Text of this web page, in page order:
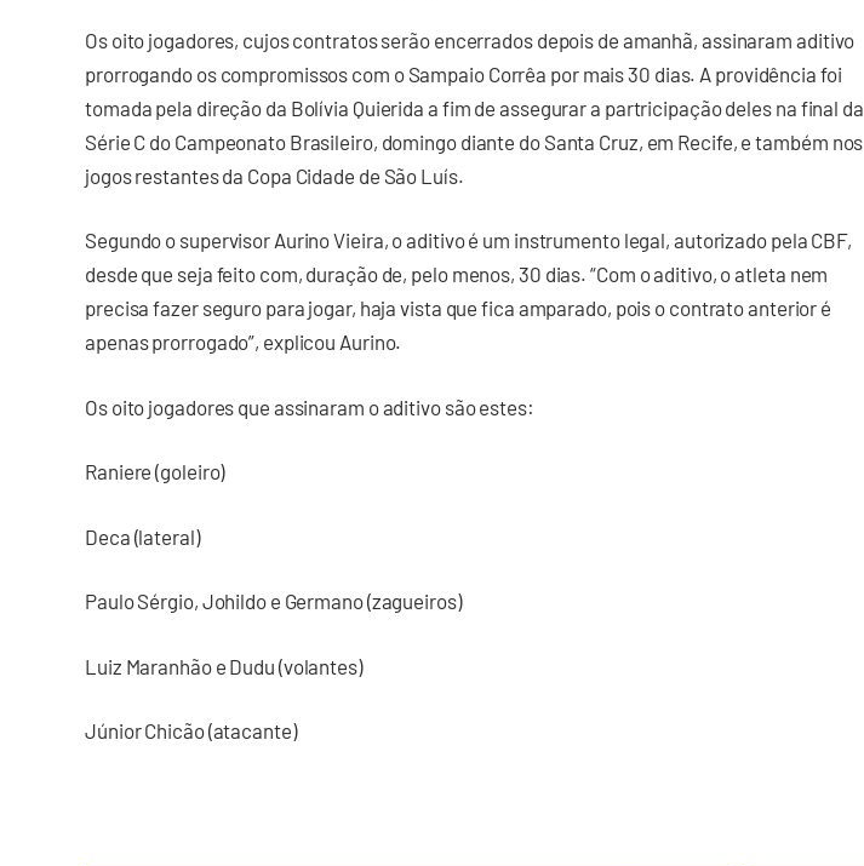
Os oito jogadores, cujos contratos serão encerrados depois de amanhã, assinaram aditivo
prorrogando os compromissos com o Sampaio Corrêa por mais 30 dias. A providência foi
tomada pela direção da Bolívia Quierida a fim de assegurar a partricipação deles na final da
Série C do Campeonato Brasileiro, domingo diante do Santa Cruz, em Recife, e também nos
jogos restantes da Copa Cidade de São Luís.
Segundo o supervisor Aurino Vieira, o aditivo é um instrumento legal, autorizado pela CBF,
desde que seja feito com, duração de, pelo menos, 30 dias. “Com o aditivo, o atleta nem
precisa fazer seguro para jogar, haja vista que fica amparado, pois o contrato anterior é
apenas prorrogado”, explicou Aurino.
Os oito jogadores que assinaram o aditivo são estes:
Raniere (goleiro)
Deca (lateral)
Paulo Sérgio, Johildo e Germano (zagueiros)
Luiz Maranhão e Dudu (volantes)
Júnior Chicão (atacante)